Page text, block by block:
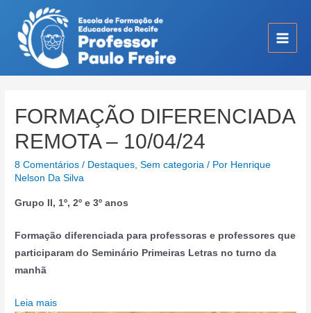
conteúdo
Main
FORMAÇÃO DIFERENCIADA
REMOTA – 10/04/24
8 Comentários / Destaques,Sem categoria / Por Henrique
Nelson Da Silva
Grupo II, 1º, 2º e 3º anos
Formação diferenciada para professoras e professores que
participaram do Seminário Primeiras Letras no turno da
manhã
Leia mais: